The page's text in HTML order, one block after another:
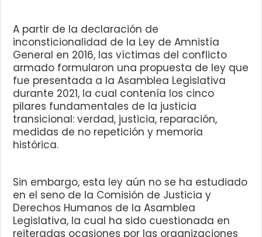
A partir de la declaración de
inconsticionalidad de la Ley de Amnistía
General en 2016, las víctimas del conflicto
armado formularon una propuesta de ley que
fue presentada a la Asamblea Legislativa
durante 2021, la cual contenía los cinco
pilares fundamentales de la justicia
transicional: verdad, justicia, reparación,
medidas de no repetición y memoria
histórica.
Sin embargo, esta ley aún no se ha estudiado
en el seno de la Comisión de Justicia y
Derechos Humanos de la Asamblea
Legislativa, la cual ha sido cuestionada en
reiteradas ocasiones por las organizaciones